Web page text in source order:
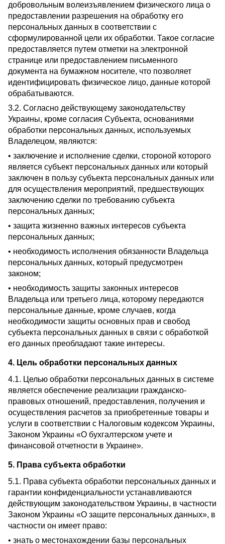
добровольным волеизъявлением физического лица о
предоставлении разрешения на обработку его
персональных данных в соответствии с
сформулированной цели их обработки. Такое согласие
предоставляется путем отметки на электронной
странице или предоставлением письменного
документа на бумажном носителе, что позволяет
идентифицировать физическое лицо, данные которой
обрабатываются.
3.2. Согласно действующему законодательству
Украины, кроме согласия Субъекта, основаниями
обработки персональных данных, используемых
Владелецом, являются:
• заключение и исполнение сделки, стороной которого
является субъект персональных данных или который
заключен в пользу субъекта персональных данных или
для осуществления мероприятий, предшествующих
заключению сделки по требованию субъекта
персональных данных;
• защита жизненно важных интересов субъекта
персональных данных;
• необходимость исполнения обязанности Владельца
персональных данных, который предусмотрен
законом;
• необходимость защиты законных интересов
Владельца или третьего лица, которому передаются
персональные данные, кроме случаев, когда
необходимости защиты основных прав и свобод
субъекта персональных данных в связи с обработкой
его данных преобладают такие интересы.
4. Цель обработки персональных данных
4.1. Целью обработки персональных данных в системе
является обеспечение реализации гражданско-
правовых отношений, предоставления, получения и
осуществления расчетов за приобретенные товары и
услуги в соответствии с Налоговым кодексом Украины,
Законом Украины «О бухгалтерском учете и
финансовой отчетности в Украине».
5. Права субъекта обработки
5.1. Права субъекта обработки персональных данных и
гарантии конфиденциальности устанавливаются
действующим законодательством Украины, в частности
Законом Украины «О защите персональных данных», в
частности он имеет право:
• знать о местонахождении базы персональных